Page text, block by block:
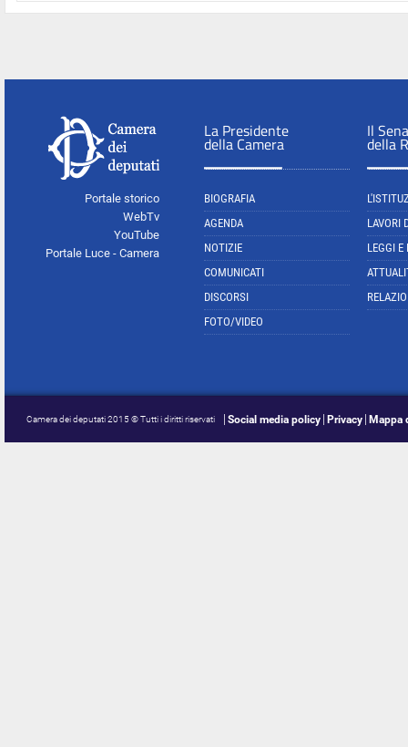
Portale storico
WebTv
YouTube
Portale Luce - Camera
La Presidente
della Camera
BIOGRAFIA
AGENDA
NOTIZIE
COMUNICATI
DISCORSI
FOTO/VIDEO
Il
della
LAVORI
LEGGI E
Camera dei deputati 2015 © Tutti i diritti riservati Social media policy Privacy Mappa